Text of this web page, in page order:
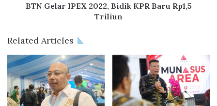
u
t
a
R
m
0
2
2
,
i
BTN Gelar IPEX 2022, Bidik KPR Baru Rp1,5
Triliun
Related Articles